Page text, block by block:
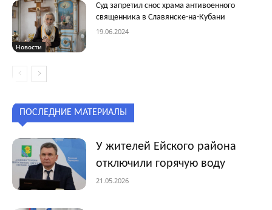
Новости
Суд запретил снос храма антивоенного
священника в Славянске-на-Кубани
19.06.2024
ПОСЛЕДНИЕ МАТЕРИАЛЫ
У жителей Ейского района
отключили горячую воду
21.05.2026